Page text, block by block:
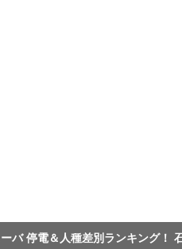
バ 停電＆人種差別ランキング！